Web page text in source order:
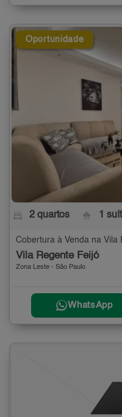
Oportunidade
2 quartos 1
Vila Regente Feijó
Zona Leste - São Paulo
WhatsApp